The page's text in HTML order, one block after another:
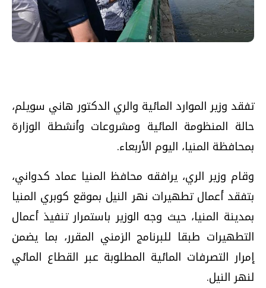
تفقد وزير الموارد المائية والري الدكتور هاني سويلم،
حالة المنظومة المائية ومشروعات وأنشطة الوزارة
بمحافظة المنيا، اليوم الأربعاء.
وقام وزير الري، يرافقه محافظ المنيا عماد كدواني،
بتفقد أعمال تطهيرات نهر النيل بموقع كوبري المنيا
بمدينة المنيا، حيث وجه الوزير باستمرار تنفيذ أعمال
التطهيرات طبقا للبرنامج الزمني المقرر، بما يضمن
إمرار التصرفات المائية المطلوبة عبر القطاع المائي
لنهر النيل.